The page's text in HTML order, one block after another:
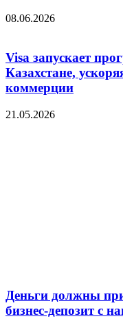
08.06.2026
Visa запускает
Казахстане,
коммерции
21.05.2026
Деньги должны
бизнес-депозит с